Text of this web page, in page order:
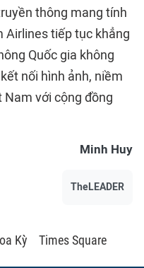
thông mang tính
Airlines tiếp tục khẳng
Quốc gia không
nối hình ảnh, niềm
với cộng đồng
Minh Huy
TheLEADER
Kỳ Times Square